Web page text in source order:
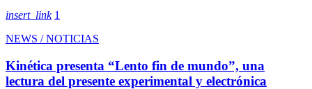
insert_link 1
NEWS / NOTICIAS
Kinética presenta “Lento fin de mundo”, una
lectura del presente experimental y electrónica